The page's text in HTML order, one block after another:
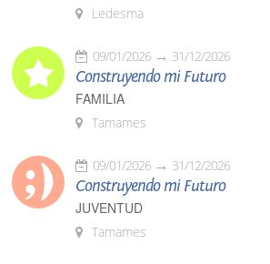
Ledesma
09/01/2026 31/12/2026
Construyendo mi Futuro
FAMILIA
Tamames
09/01/2026 31/12/2026
Construyendo mi Futuro
JUVENTUD
Tamames